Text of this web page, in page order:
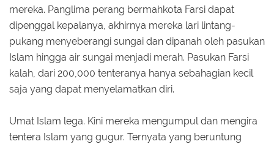
mereka. Panglima perang bermahkota Farsi dapat
dipenggal kepalanya, akhirnya mereka lari lintang-
pukang menyeberangi sungai dan dipanah oleh pasukan
Islam hingga air sungai menjadi merah. Pasukan Farsi
kalah, dari 200,000 tenteranya hanya sebahagian kecil
saja yang dapat menyelamatkan diri.
Umat Islam lega. Kini mereka mengumpul dan mengira
tentera Islam yang gugur. Ternyata yang beruntung